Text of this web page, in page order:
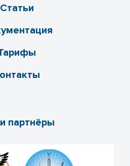
Статьи
партнёры